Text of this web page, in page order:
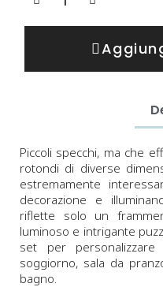
Piccoli specchi, ma che
rotondi di diverse
estremamente
decorazione e
riflette solo un
luminoso e intrigante
set per
soggiorno, sala da
bagno.